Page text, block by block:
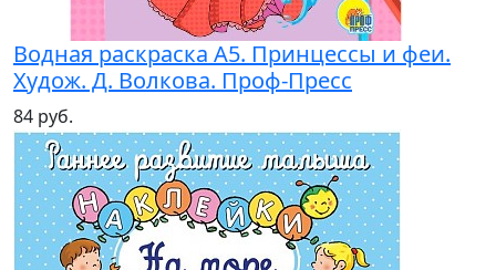
Водная раскраска А5. Принцессы и феи.
Худож. Д. Волкова. Проф-Пресс
84 руб.